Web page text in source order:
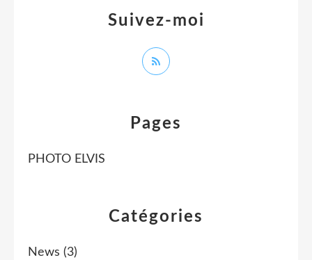
Catégories
News (3)
Pages
PHOTO ELVIS
Suivez-moi